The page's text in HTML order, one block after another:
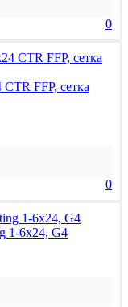
0
FFP, сетка
0
1-6x24, G4